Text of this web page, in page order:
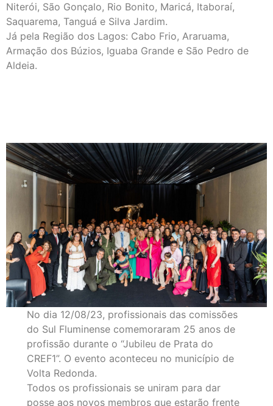
Niterói, São Gonçalo, Rio Bonito, Maricá, Itaboraí,
Saquarema, Tanguá e Silva Jardim.
Já pela Região dos Lagos: Cabo Frio, Araruama,
Armação dos Búzios, Iguaba Grande e São Pedro de
Aldeia.
No dia 12/08/23, profissionais das comissões
do Sul Fluminense comemoraram 25 anos de
profissão durante o “Jubileu de Prata do
CREF1”. O evento aconteceu no município de
Volta Redonda.
Todos os profissionais se uniram para dar
posse aos novos membros que estarão frente